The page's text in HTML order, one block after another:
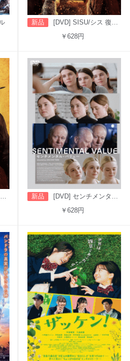
新品
[DVD] SISU/シス 復讐の血闘（吹替版）
￥628円
新品
[DVD] センチメンタル・バリュー
￥628円